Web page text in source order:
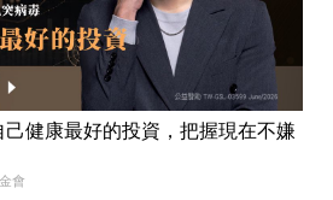
健康最好的投資，把握現在不嫌
會